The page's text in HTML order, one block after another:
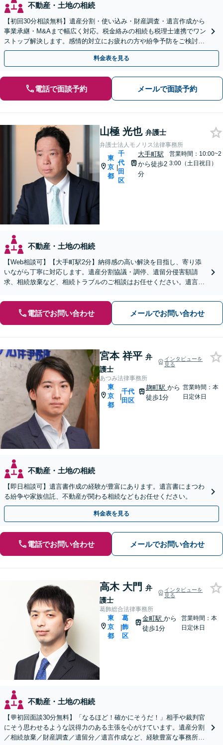
不動産・土地の相続
【初回30分相談無料】遺産分割・使い込み・財産調査・遺言作成から
事業承継・M&Aまで幅広く対応。税金絡みの相続も税理士連携でワン
ストップ解決します。感情的対立にお疲れの方や紛争予防をご検討の
方も、お気軽にご相談ください。
料金表を見る
電話で面談予約 メールで面談予約
山極 光也 弁護士
弁護士法人モノリス法律事務所
東
京
都
|
千
代
田
区
大手町駅
から徒歩2
分
営業時間：10:00~2
3:00（土日祝日）
不動産・土地の相続
【Web相談可】【大手町駅2分】納得感の高い解決を目指し、寄り添
いながら丁寧に対応します。遺産分割協議・調停、遺留分侵害額請
求、相続放棄など、相続トラブルのご相談はお任せください。遺言書
電話でお問い合わせ メールでお問い合わせ
宮本 祥平 弁
護士
インタビューを
見る
あつみ法律事務所
東
京
都
|
千代
田区
麹町駅 から
徒歩1分
営業時間：本
日定休日
不動産・土地の相続
【即日相談可】遺言書作成の経験が豊富にあります。遺言書にまつわ
る紛争や家族信託、不動産が関わる相続などもお任せください。
料金表を見る
電話でお問い合わせ メールでお問い合わせ
高木 大門 弁
護士
インタビューを
見る
葛飾総合法律事務所
東
京
都
|
葛
飾
区
金町駅から
徒歩1分
営業時間：本
日定休日
不動産・土地の相続
【💬初回面談30分無料】「なるほど！確かにそうだ！」相手や裁判官
にそう思わせるような説得力のある主張を心がけています。遺産分割
／相続放棄／財産調査／遺留分／遺言作成など、経験豊富な事務所で